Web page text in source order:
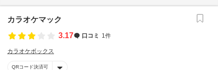
カラオケマック
3.17
口コミ 1件
カラオケボックス
QRコード決済可